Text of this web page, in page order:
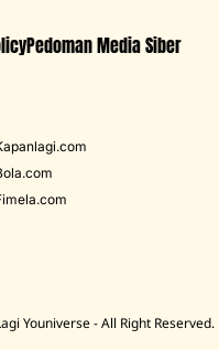
melanjutkan
Pedoman Media Siber
Youniverse - All Right Reserved.